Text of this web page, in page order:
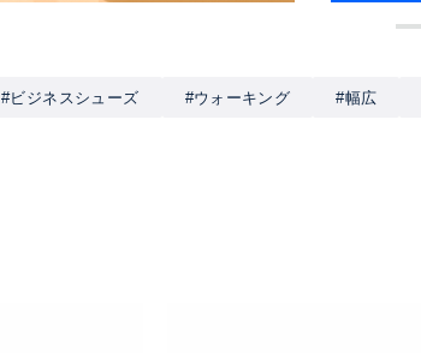
#ビジネスシューズ #ウォーキング #幅広